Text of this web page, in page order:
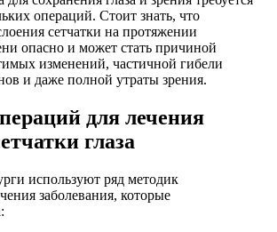
операций. Стоит знать, что
сетчатки на протяжении
опасно и может стать причиной
изменений, частичной гибели
и даже полной утраты зрения.
для лечения
глаза
используют ряд методик
заболевания, которые